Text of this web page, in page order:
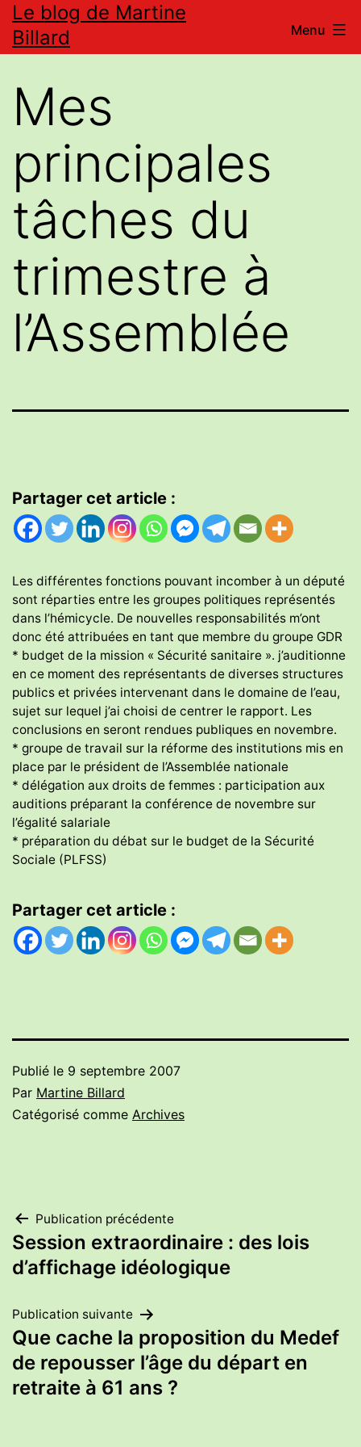
Aller
au
Le blog de Martine
Billard
Menu
Mes
principales
tâches du
trimestre à
l’Assemblée
Partager cet article :
Les différentes fonctions pouvant incomber à un député
sont réparties entre les groupes politiques représentés
dans l’hémicycle. De nouvelles responsabilités m’ont
donc été attribuées en tant que membre du groupe GDR
* budget de la mission « Sécurité sanitaire ». j’auditionne
en ce moment des représentants de diverses structures
publics et privées intervenant dans le domaine de l’eau,
sujet sur lequel j’ai choisi de centrer le rapport. Les
conclusions en seront rendues publiques en novembre.
* groupe de travail sur la réforme des institutions mis en
place par le président de l’Assemblée nationale
* délégation aux droits de femmes : participation aux
auditions préparant la conférence de novembre sur
l’égalité salariale
* préparation du débat sur le budget de la Sécurité
Sociale (PLFSS)
Partager cet article :
Publié le 9 septembre 2007
Par Martine Billard
Catégorisé comme Archives
Navigation
de
l’article
Publication précédente
Session extraordinaire : des lois
d’affichage idéologique
Publication suivante
Que cache la proposition du Medef
de repousser l’âge du départ en
retraite à 61 ans ?